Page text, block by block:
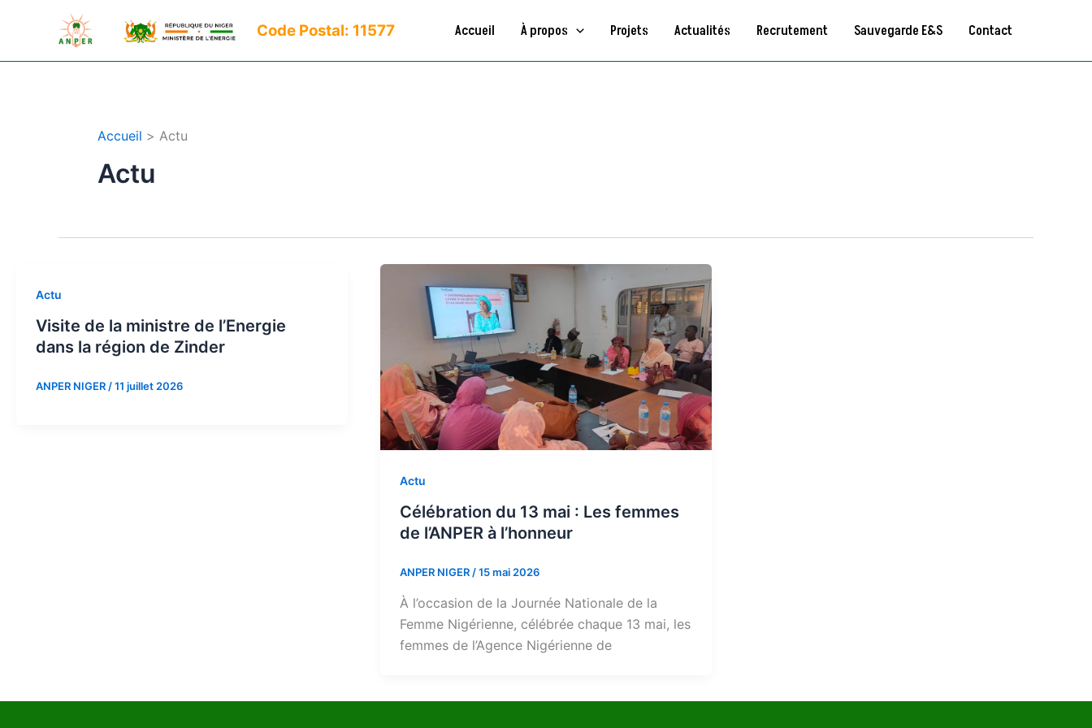
Code Postal: 11577 Accueil À propos Projets Actualités Recrutement Sauvegarde E&S Contact
Accueil Actu
Actu
Actu
Visite de la ministre de l’Energie
dans la région de Zinder
ANPER NIGER /11 juillet 2026
Actu
Célébration du 13 mai : Les femmes
de l’ANPER à l’honneur
ANPER NIGER/15 mai 2026
À l’occasion de la Journée Nationale de la
Femme Nigérienne, célébrée chaque 13 mai, les
femmes de l’Agence Nigérienne de